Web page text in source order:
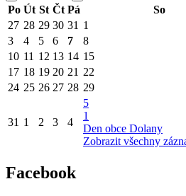
Po Út St Čt Pá So
27 28 29 30 31 1
3
4 5 6 7 8
10 11 12 13 14 15
17 18 19 20 21 22
24 25 26 27 28 29
31 1 2 3 4
5
1
Den obce Dolany
Zobrazit všechny
Facebook